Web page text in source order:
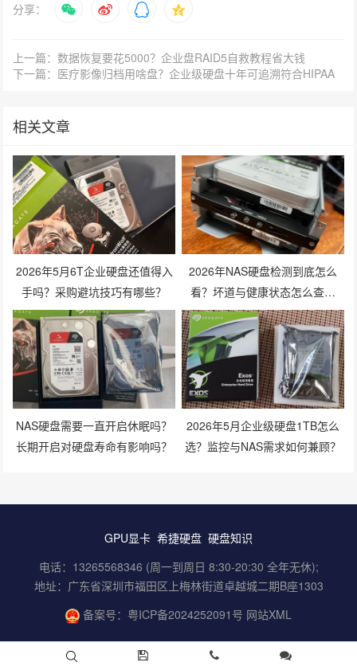
分享：
上一篇：数据恢复要花5000？企业盘RAID5自救教程省大钱
下一篇：医疗影像归档用啥盘？企业级硬盘十年可追溯符合HIPAA
相关文章
2026年5月6T企业硬盘还值得入
手吗？采购避坑技巧有哪些？
2026年NAS硬盘检测到底怎么
看？坏道与健康状态怎么查才
准？
NAS硬盘需要一直开启休眠吗？
长期开启对硬盘寿命有影响吗？
2026年5月企业级硬盘1TB怎么
选？监控与NAS需求如何兼顾？
GPU显卡 希捷硬盘 硬盘知识
电话：13265568346 (周一到周日 8:30-20:30 全年无休);
地址：广东省深圳市福田区上梅林街道卓越城二期B座1303
备案号： 粤ICP备2024252091号 网站XML